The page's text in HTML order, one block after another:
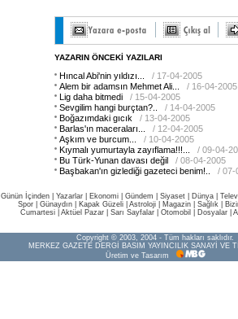
YAZARIN ÖNCEKİ YAZILARI
Hıncal Abi'nin yıldızı...
/ 17-04-2005
Alem bir adamsın Mehmet Ali...
/ 16-04-2005
Lig daha bitmedi
/ 15-04-2005
Sevgilim hangi burçtan?..
/ 14-04-2005
Boğazımdaki gıcık
/ 13-04-2005
Barlas'ın maceraları...
/ 12-04-2005
Aşkım ve burcum...
/ 10-04-2005
Kıymalı yumurtayla zayıflama!!!...
/ 09-04-
Bu Türk-Yunan davası değil
/ 08-04-2005
Başbakan'ın gizlediği gazeteci benim!..
/ 07-
Günün İçinden Yazarlar Ekonomi Gündem Siyaset Dünya |
Spor
Günaydın Kapak Güzeli Astroloji Magazin Sağlık
Cumartesi| Aktüel Pazar| Sarı Sayfalar| Otomobil Dosyalar|
Copyright © 2003, 2004 - Tüm hakları saklıdır.
MERKEZ GAZETE DERGİ BASIM YAYINCILIK SANAYİ VE
Üretim ve Tasarım